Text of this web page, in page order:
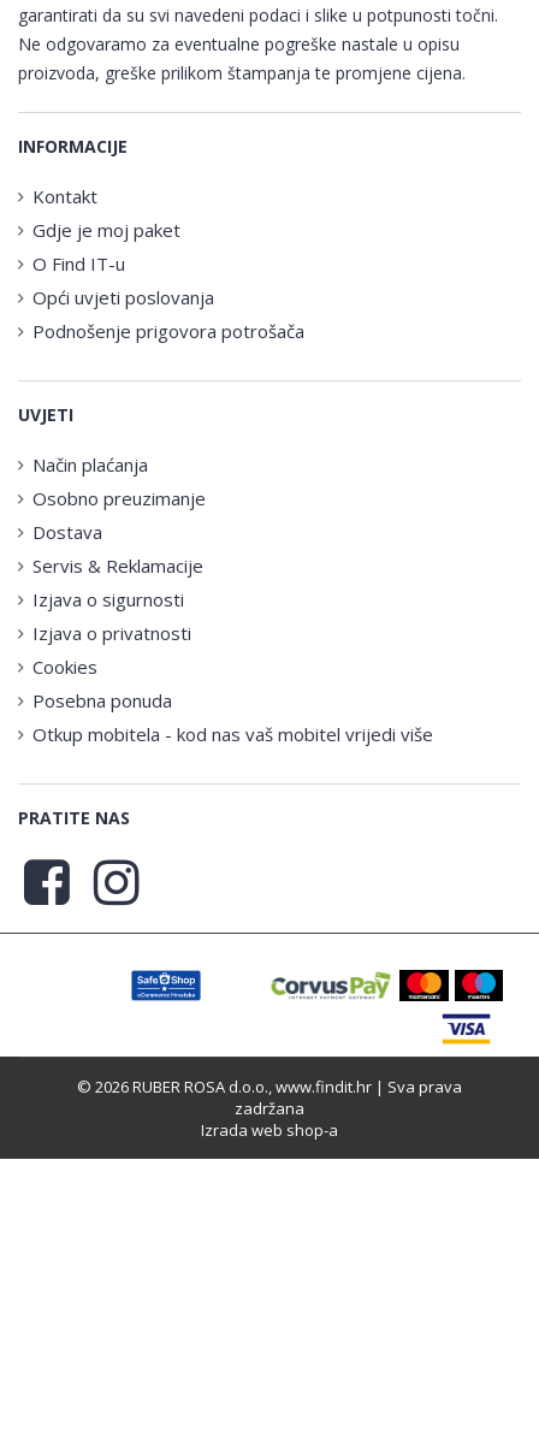
garantirati da su svi navedeni podaci i slike u potpunosti točni.
Ne odgovaramo za eventualne pogreške nastale u opisu
proizvoda, greške prilikom štampanja te promjene cijena.
INFORMACIJE
Kontakt
Gdje je moj paket
O Find IT-u
Opći uvjeti poslovanja
Podnošenje prigovora potrošača
UVJETI
Način plaćanja
Osobno preuzimanje
Dostava
Servis & Reklamacije
Izjava o sigurnosti
Izjava o privatnosti
Cookies
Posebna ponuda
Otkup mobitela - kod nas vaš mobitel vrijedi više
PRATITE NAS
© 2026 RUBER ROSA d.o.o., www.findit.hr | Sva prava
zadržana
Izrada web shop-a